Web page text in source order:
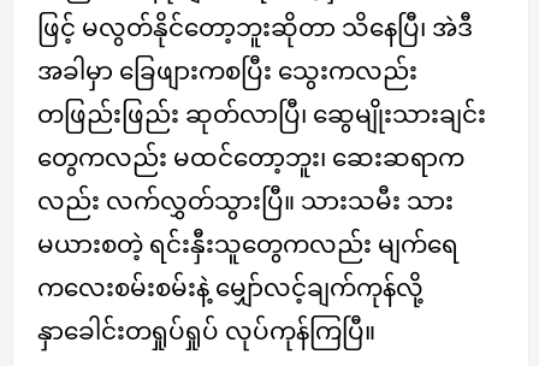
ဖြင့် မလွတ်နိုင်တော့ဘူးဆိုတာ သိနေပြီ၊ အဲဒီ
အခါမှာ ခြေဖျားကစပြီး သွေးကလည်း
တဖြည်းဖြည်း ဆုတ်လာပြီ၊ ဆွေမျိုးသားချင်း
တွေကလည်း မထင်တော့ဘူး၊ ဆေးဆရာက
လည်း လက်လွှတ်သွားပြီ။ သားသမီး သား
မယားစတဲ့ ရင်းနှီးသူတွေကလည်း မျက်ရေ
ကလေးစမ်းစမ်းနဲ့ မျှော်လင့်ချက်ကုန်လို့
နှာခေါင်းတရှုပ်ရှုပ် လုပ်ကုန်ကြပြီ။